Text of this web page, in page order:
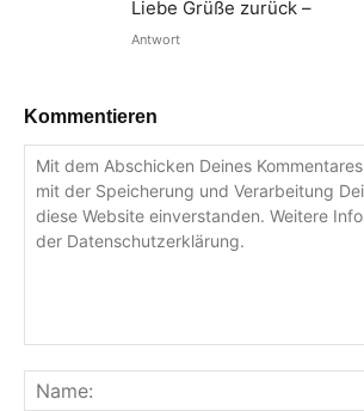
Liebe Grüße zurück –
Antwort
Kommentieren